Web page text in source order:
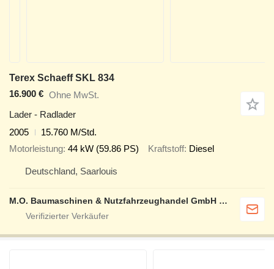
Terex Schaeff SKL 834
16.900 € Ohne MwSt.
Lader - Radlader
2005
15.760 M/Std.
Motorleistung 44 kW (59.86 PS) Kraftstoff Diesel
Deutschland, Saarlouis
M.O. Baumaschinen & Nutzfahrzeughandel GmbH & CO.